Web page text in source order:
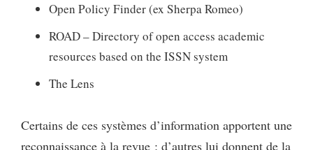
Open Policy Finder (ex Sherpa Romeo)
ROAD – Directory of open access academic
resources based on the ISSN system
The Lens
Certains de ces systèmes d’information apportent une
reconnaissance à la revue ; d’autres lui donnent de la